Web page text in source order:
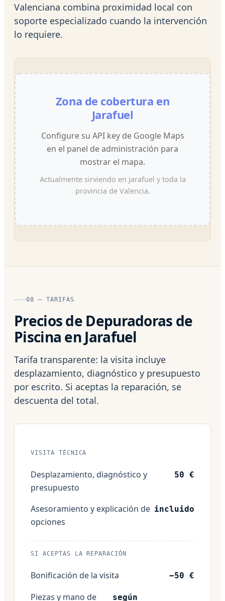
Valenciana combina proximidad local con
soporte especializado cuando la intervención
lo requiere.
Zona de cobertura en
Jarafuel
Configure su API key de Google Maps
en el panel de administración para
mostrar el mapa.
Actualmente sirviendo en Jarafuel y toda la
provincia de Valencia.
08 — TARIFAS
Precios de Depuradoras de
Piscina en Jarafuel
Tarifa transparente: la visita incluye
desplazamiento, diagnóstico y presupuesto
por escrito. Si aceptas la reparación, se
descuenta del total.
VISITA TÉCNICA
Desplazamiento, diagnóstico y
presupuesto
50 €
Asesoramiento y explicación de
opciones
incluido
SI ACEPTAS LA REPARACIÓN
Bonificación de la visita −50 €
Piezas y mano de según